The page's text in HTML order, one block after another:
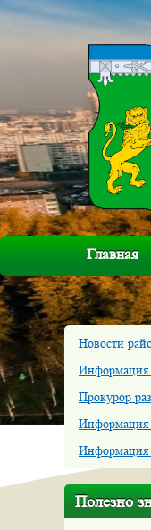
Главная
Новости
Прокурор
Полезно